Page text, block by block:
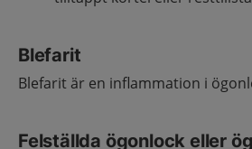
Blefarit
Blefarit är en inflammation i
Felställda ögonlock eller